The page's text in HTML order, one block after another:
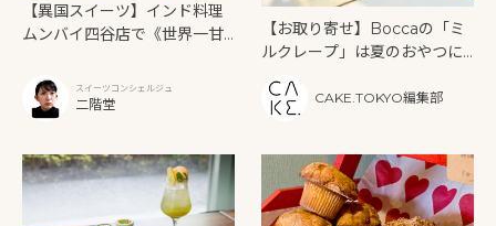
【異国スイーツ】インド料理
ムンバイ四谷店で《世界一甘
ー》を味わうスイーツコンシェルジュ
二階堂
【お取り寄せ】Boccaの「ミ
ルクレープ」は夏のおやつに
CAKE.TOKYO編集部